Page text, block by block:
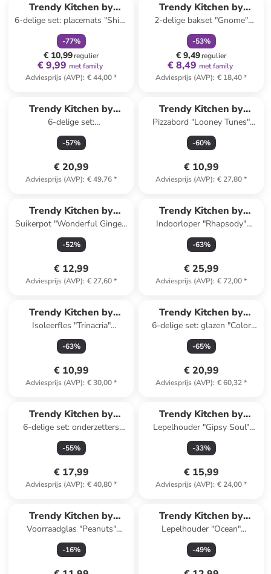
Trendy Kitchen by
EXCÉLSA
6-delige set: placemats "Shiny
And Bright" groen/wit -
(L)43,5 x (B)29 cm
-77%
€ 10,99regulier
€ 9,99 met family
Adviesprijs (AVP): € 44,00*
Trendy Kitchen by
EXCÉLSA
2-delige bakset "Gnome"
rood/lichtbruin
-53%
€ 9,49regulier
€ 8,49 met family
Adviesprijs (AVP): € 18,40*
Trendy Kitchen by
EXCÉLSA
6-delige set:
voorgerechtborden "Tropical
Chic" meerkleurig - Ø 15 cm
-57%
€ 20,99
Adviesprijs (AVP): € 49,76*
Trendy Kitchen by
EXCÉLSA
Pizzabord "Looney Tunes"
zwart/wit - Ø 31 cm
-60%
€ 10,99
Adviesprijs (AVP): € 27,80*
Trendy Kitchen by
EXCÉLSA
Suikerpot "Wonderful Ginger"
rood/lichtbruin - (H)11,5 cm
-52%
€ 12,99
Adviesprijs (AVP): € 27,60*
Trendy Kitchen by
EXCÉLSA
Indoorloper "Rhapsody"
blauw/roze - (L)110 x (B)55
cm
-63%
€ 25,99
Adviesprijs (AVP): € 72,00*
Trendy Kitchen by
EXCÉLSA
Isoleerfles "Trinacria"
meerkleurig - 500 ml
-63%
€ 10,99
Adviesprijs (AVP): € 30,00*
Trendy Kitchen by
EXCÉLSA
6-delige set: glazen "Color
Tumbler" oranje - 350 ml
-65%
€ 20,99
Adviesprijs (AVP): € 60,32*
Trendy Kitchen by
EXCÉLSA
6-delige set: onderzetters
"Trinacria" meerkleurig - Ø 11
cm
-55%
€ 17,99
Adviesprijs (AVP): € 40,80*
Trendy Kitchen by
EXCÉLSA
Lepelhouder "Gipsy Soul"
blauw/geel - (L)26,5 cm
-33%
€ 15,99
Adviesprijs (AVP): € 24,00*
Trendy Kitchen by
EXCÉLSA
Voorraadglas "Peanuts"
meerkleurig - 800 ml
-16%
Trendy Kitchen by
EXCÉLSA
Lepelhouder "Ocean"
lichtblauw - (B)27 x (D)12 cm
-49%